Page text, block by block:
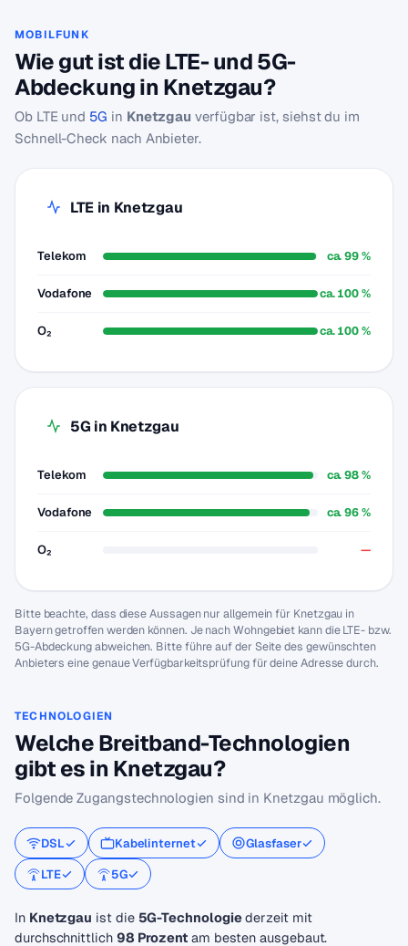
MOBILFUNK
Wie gut ist die LTE- und 5G-
Abdeckung in Knetzgau?
Ob LTE und 5G in Knetzgau verfügbar ist, siehst du im
Schnell-Check nach Anbieter.
LTE in Knetzgau
Telekom ca. 99 %
Vodafone ca. 100 %
O₂ ca. 100 %
5G in Knetzgau
Telekom ca. 98 %
Vodafone ca. 96 %
O₂ —
Bitte beachte, dass diese Aussagen nur allgemein für Knetzgau in
Bayern getroffen werden können. Je nach Wohngebiet kann die LTE- bzw.
5G-Abdeckung abweichen. Bitte führe auf der Seite des gewünschten
Anbieters eine genaue Verfügbarkeitsprüfung für deine Adresse durch.
TECHNOLOGIEN
Welche Breitband-Technologien
gibt es in Knetzgau?
Folgende Zugangstechnologien sind in Knetzgau möglich.
DSL Kabelinternet
Glasfaser
LTE
5G
In Knetzgau ist die 5G-Technologiederzeit mit
durchschnittlich 98 Prozentam besten ausgebaut.